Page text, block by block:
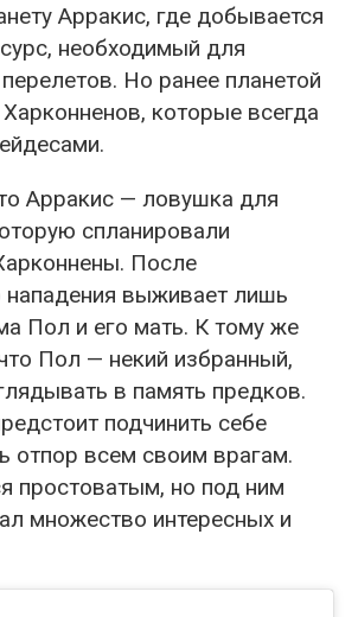
Арракис, где добывается
необходимый для
Но ранее планетой
которые всегда
Арракис — ловушка для
спланировали
После
нападения выживает лишь
Пол и его мать. К тому же
Пол — некий избранный,
в память предков.
подчинить себе
отпор всем своим врагам.
простоватым, но под ним
множество интересных и